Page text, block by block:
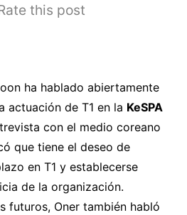
this post
ha hablado abiertamente
actuación de T1 en la KeSPA
con el medio coreano
que tiene el deseo de
en T1 y establecerse
de la organización.
futuros, Oner también habló